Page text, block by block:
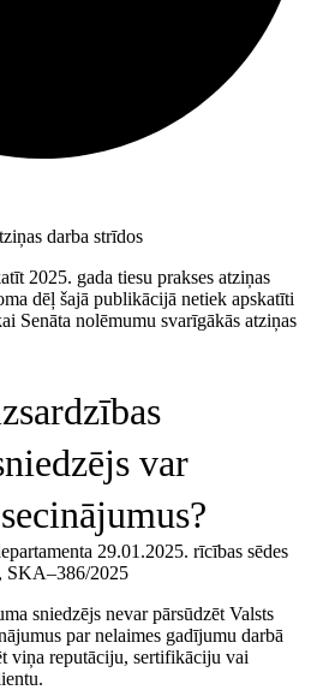
2025. gada tiesu prakses atziņas
dēļ šajā publikācijā netiek apskatīti
Senāta nolēmumu svarīgākās atziņas
var
29.01.2025. rīcības sēdes
SKA–386/2025
sniedzējs nevar pārsūdzēt Valsts
par nelaimes gadījumu darbā
viņa reputāciju, sertifikāciju vai